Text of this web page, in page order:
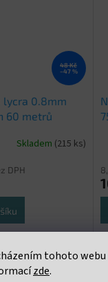
tohoto webu
zde.
48 Kč
–47 %
lycra 0.8mm
60 metrů
Skladem (215 ks)
DPH